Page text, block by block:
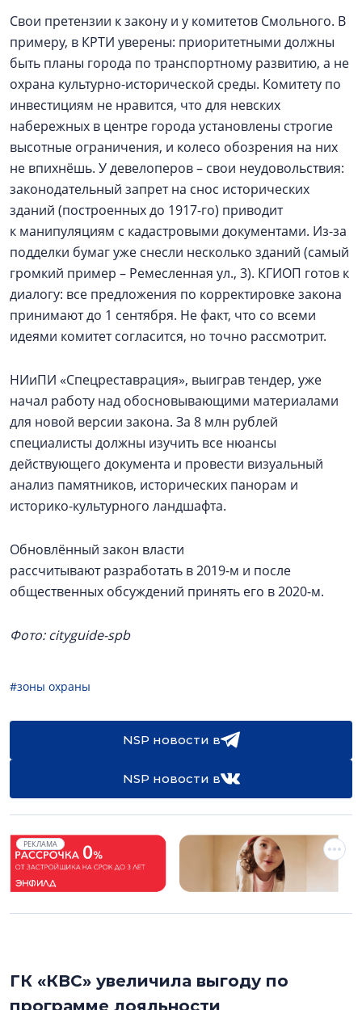
Свои претензии к закону и у комитетов Смольного. В
примеру, в КРТИ уверены: приоритетными должны
быть планы города по транспортному развитию, а не
охрана культурно-исторической среды. Комитету по
инвестициям не нравится, что для невских
набережных в центре города установлены строгие
высотные ограничения, и колесо обозрения на них
не впихнёшь. У девелоперов – свои неудовольствия:
законодательный запрет на снос исторических
зданий (построенных до 1917-го) приводит
к манипуляциям с кадастровыми документами. Из-за
подделки бумаг уже снесли несколько зданий (самый
громкий пример – Ремесленная ул., 3). КГИОП готов к
диалогу: все предложения по корректировке закона
принимают до 1 сентября. Не факт, что со всеми
идеями комитет согласится, но точно рассмотрит.
НИиПИ «Спецреставрация», выиграв тендер, уже
начал работу над обосновывающими материалами
для новой версии закона. За 8 млн рублей
специалисты должны изучить все нюансы
действующего документа и провести визуальный
анализ памятников, исторических панорам и
историко-культурного ландшафта.
Обновлённый закон власти
рассчитывают разработать в 2019-м и после
общественных обсуждений принять его в 2020-м.
Фото: cityguide-spb
#зоны охраны
NSP новости в
NSP новости в
РЕКЛАМА
ГК «КВС» увеличила выгоду по
программе лояльности